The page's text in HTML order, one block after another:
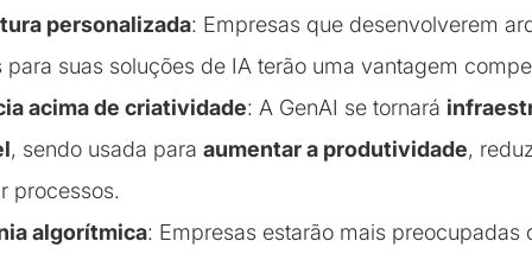
personalizada: Empresas que desenvolverem
para suas soluções de IA terão uma vantagem
acima de criatividade: A GenAI se tornará
, sendo usada para aumentar a produtividade,
processos.
algorítmica: Empresas estarão mais preocupadas